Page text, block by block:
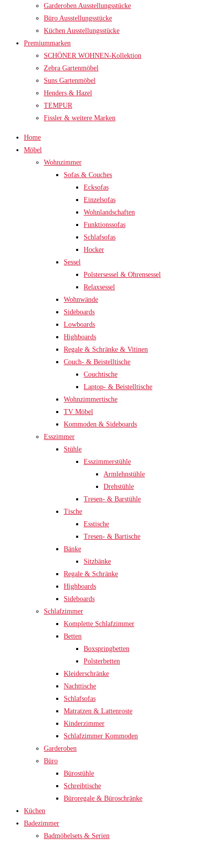
Garderoben Ausstellungsstücke
Büro Ausstellungsstücke
Küchen Ausstellungsstücke
Premiummarken
SCHÖNER WOHNEN-Kollektion
Zebra Gartenmöbel
Suns Gartenmöbel
Henders & Hazel
TEMPUR
Fissler & weitere Marken
Home
Möbel
Wohnzimmer
Sofas & Couches
Ecksofas
Einzelsofas
Wohnlandschaften
Funktionssofas
Schlafsofas
Hocker
Sessel
Polstersessel & Ohrensessel
Relaxsessel
Wohnwände
Sideboards
Lowboards
Highboards
Regale & Schränke & Vitinen
Couch- & Beistelltische
Couchtische
Laptop- & Beistelltische
Wohnzimmertische
TV Möbel
Kommoden & Sideboards
Esszimmer
Stühle
Esszimmerstühle
Armlehnstühle
Drehstühle
Tresen- & Barstühle
Tische
Esstische
Tresen- & Bartische
Bänke
Sitzbänke
Regale & Schränke
Highboards
Sideboards
Schlafzimmer
Komplette Schlafzimmer
Betten
Boxspringbetten
Polsterbetten
Kleiderschränke
Nachttische
Schlafsofas
Matratzen & Lattenroste
Kinderzimmer
Schlafzimmer Kommoden
Garderoben
Büro
Bürostühle
Schreibtische
Büroregale & Büroschränke
Küchen
Badezimmer
Badmöbelsets & Serien